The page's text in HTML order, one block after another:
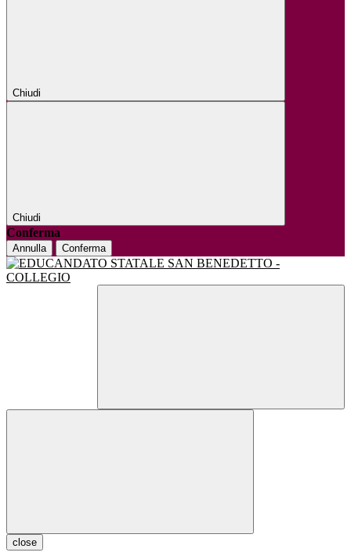
Chiudi
Chiudi
Conferma
Annulla Conferma
close